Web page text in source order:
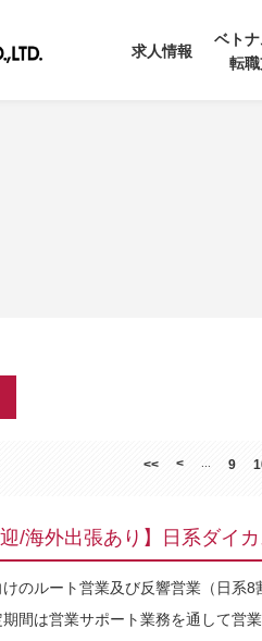
求人情報
ベト
転
<< < 9
/海外出張あり】日系ダイ
けのルート営業及び反響営業（日系8
期間は営業サポート業務を通して営